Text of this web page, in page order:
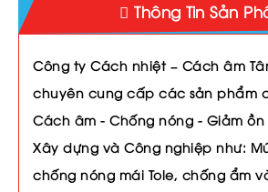
Thông Tin Sản
Công ty Cách nhiệt – Cách âm
chuyên cung cấp các sản phẩm
Cách âm - Chống nóng - Giảm
Xây dựng và Công nghiệp như:
chống nóng mái Tole, chống ẩm